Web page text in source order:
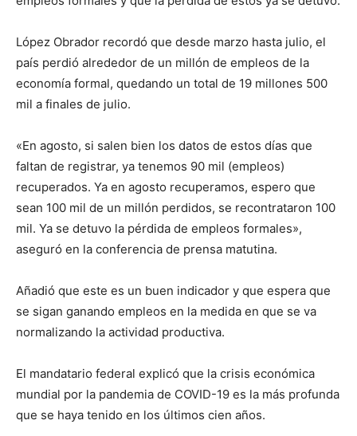
López Obrador recordó que desde marzo hasta julio, el
país perdió alrededor de un millón de empleos de la
economía formal, quedando un total de 19 millones 500
mil a finales de julio.
«En agosto, si salen bien los datos de estos días que
faltan de registrar, ya tenemos 90 mil (empleos)
recuperados. Ya en agosto recuperamos, espero que
sean 100 mil de un millón perdidos, se recontrataron 100
mil. Ya se detuvo la pérdida de empleos formales»,
aseguró en la conferencia de prensa matutina.
Añadió que este es un buen indicador y que espera que
se sigan ganando empleos en la medida en que se va
normalizando la actividad productiva.
El mandatario federal explicó que la crisis económica
mundial por la pandemia de COVID-19 es la más profunda
que se haya tenido en los últimos cien años.